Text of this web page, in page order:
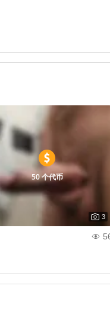
50 个代币
3